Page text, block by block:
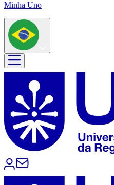
Minha Uno